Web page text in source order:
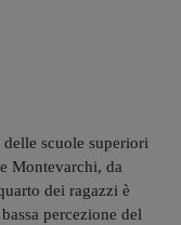
scuole superiori
Montevarchi, da
dei ragazzi è
percezione del